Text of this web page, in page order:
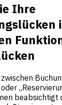
Ihre